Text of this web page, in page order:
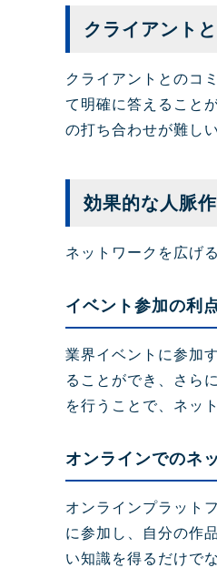
クライアント
クライアントとのコ
て明確に答えること
の打ち合わせが難し
効果的な人脈
ネットワークを広げ
イベント参加の利
業界イベントに参加
ることができ、さら
を行うことで、ネッ
オンラインでのネ
オンラインプラット
に参加し、自分の作
い知識を得るだけで